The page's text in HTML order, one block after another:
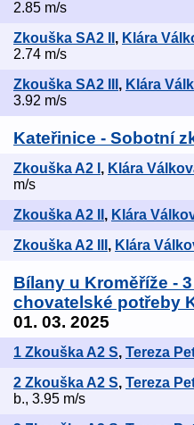
2.85 m/s
Zkouška SA2 II , Klára
2.74 m/s
Zkouška SA2 III , Klára
3.92 m/s
Kateřinice - Sobotní
Zkouška A2 I , Klára
m/s
Zkouška A2 II , Klára
Zkouška A2 III , Klára
Bílany u Kroměříže -
chovatelské potřeby
01. 03. 2025
1 Zkouška A2 S, Tereza
2 Zkouška A2 S, Tereza
b., 3.95 m/s